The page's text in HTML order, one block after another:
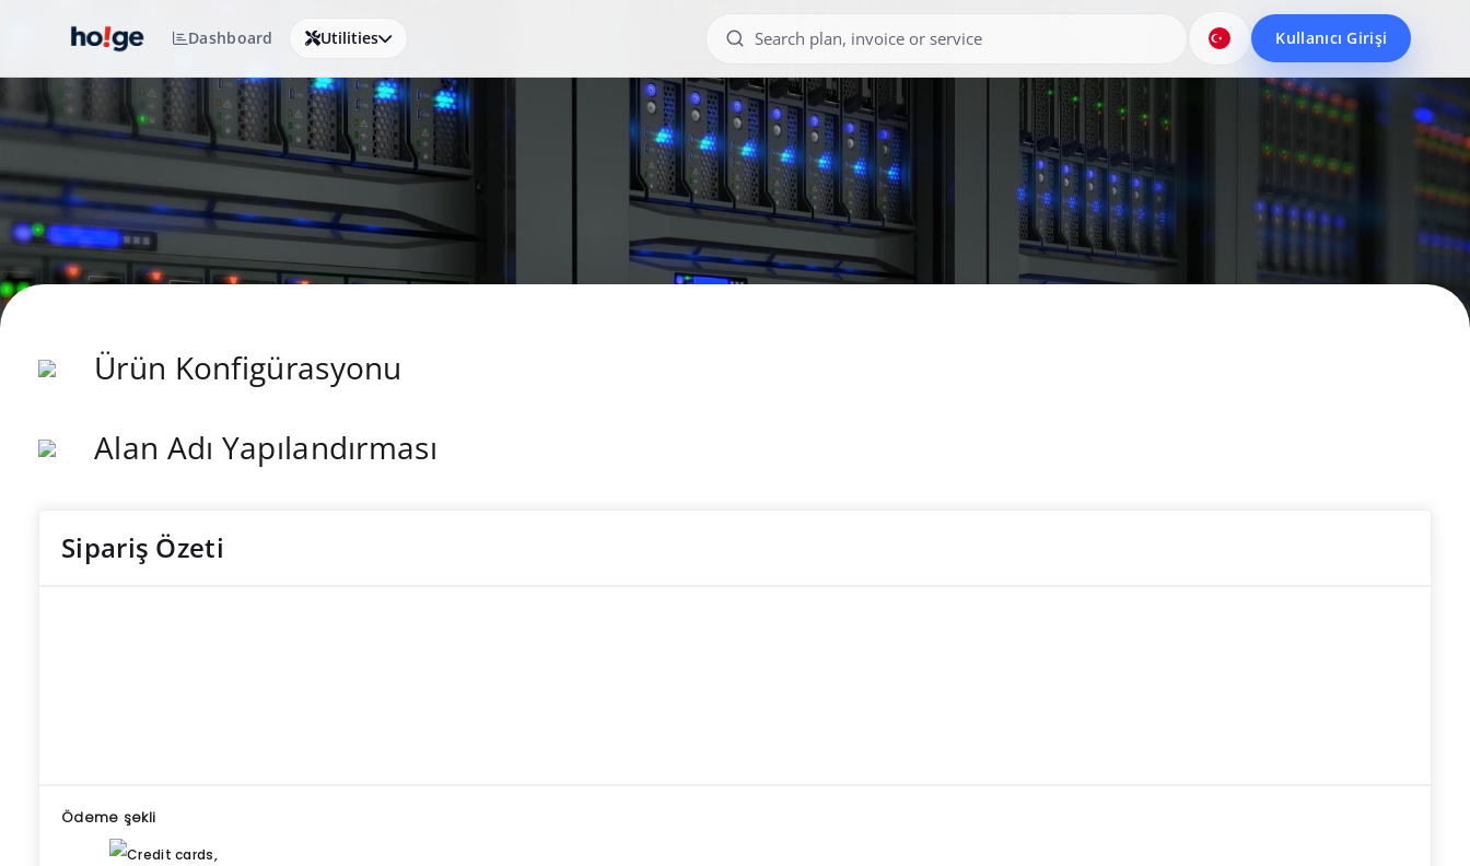
Dashboard Utilities Kullanıcı Girişi
Ürün Konfigürasyonu
Alan Adı Yapılandırması
Sipariş Özeti
Ödeme şekli